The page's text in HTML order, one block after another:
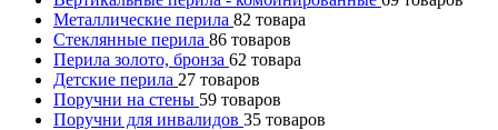
Металлические перила 82 товара
Стеклянные перила 86 товаров
Перила золото, бронза 62 товара
Детские перила 27 товаров
Поручни на стены 59 товаров
Поручни для инвалидов 35 товаров